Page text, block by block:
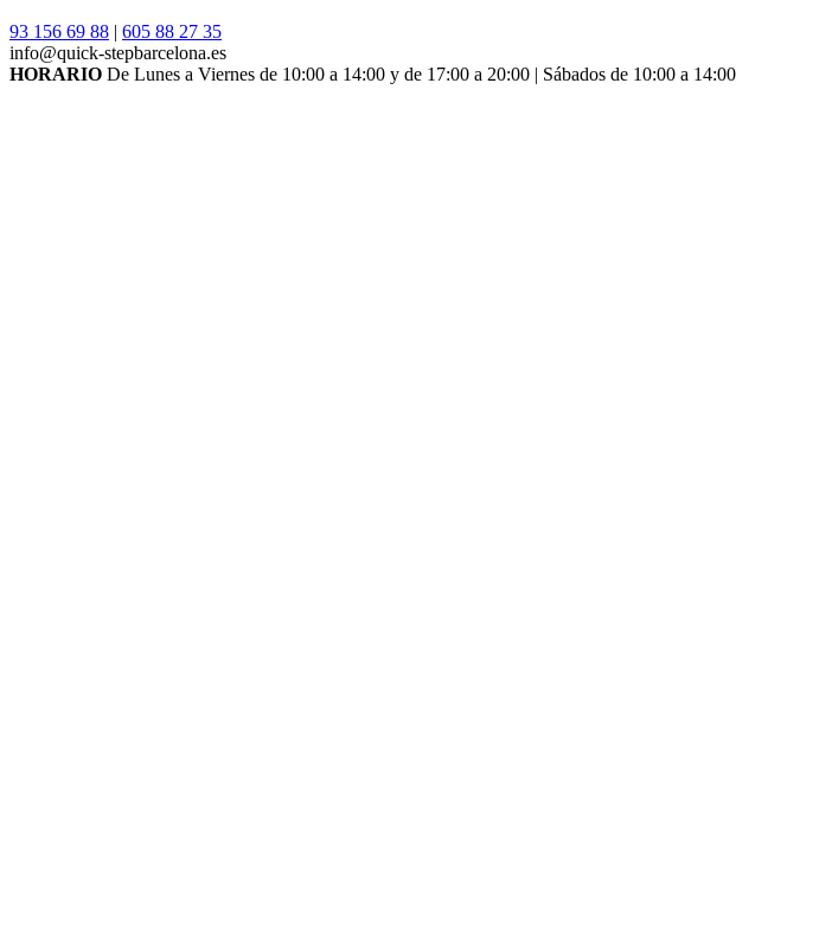
93 156 69 88 | 605 88 27 35
info@quick-stepbarcelona.es
HORARIO De Lunes a Viernes de 10:00 a 14:00 y de 17:00 a 20:00 | Sábados de 10:00 a 14:00